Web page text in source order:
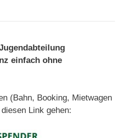
einfach ohne
(Bahn, Booking, Mietwagen
Link gehen: